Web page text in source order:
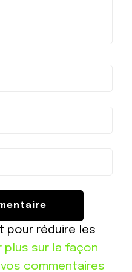
pour réduire les
plus sur la façon
commentaires